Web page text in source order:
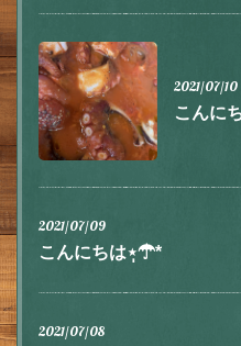
2021/07/10
こんに
2021/07/09
こんにちは⋆̩☂︎*
2021/07/08